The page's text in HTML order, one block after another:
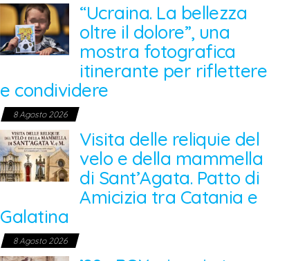
“Ucraina. La bellezza
oltre il dolore”, una
mostra fotografica
itinerante per riflettere
e condividere
8 Agosto 2026
Visita delle reliquie del
velo e della mammella
di Sant’Agata. Patto di
Amicizia tra Catania e
Galatina
8 Agosto 2026